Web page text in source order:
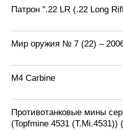
Патрон ".22 LR (.22 Long
Мир оружия № 7 (22) –
M4 Carbine
Противотанковые мины
(Topfmine 4531